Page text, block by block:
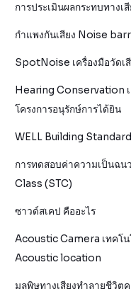
การประเมินผลกระทบทางเ
กำแพงกันเสียง Noise
SpotNoise เครื่องมือวัด
Hearing Conservation
โครงการอนุรักษ์การได้ยิน
WELL Building Standard
การทดสอบค่าความเป็นฉ
Class (STC)
ซาวด์สเคป คืออะไร
Acoustic Camera เทคโน
Acoustic location
มลพิษทางเสียงทำลายชีวิต